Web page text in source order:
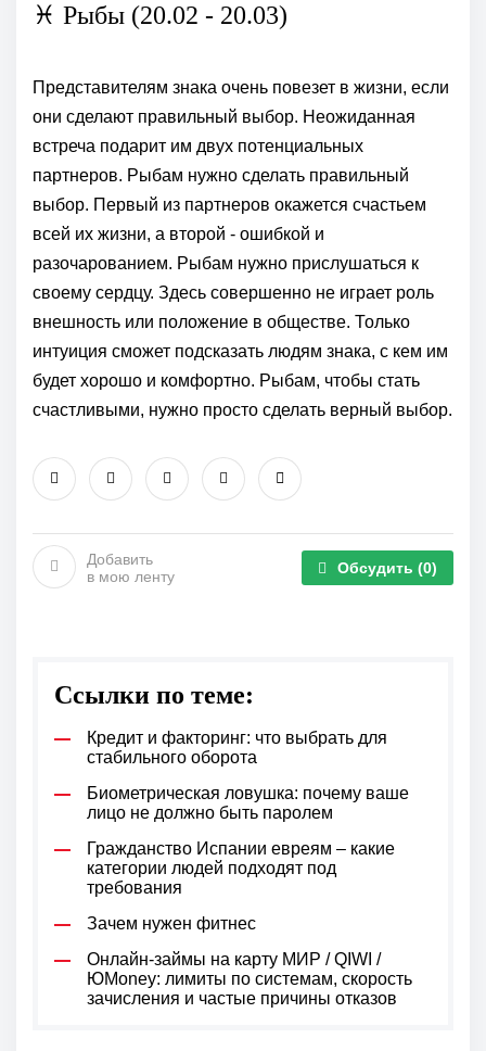
♓ Рыбы (20.02 - 20.03)
Представителям знака очень повезет в жизни, если
они сделают правильный выбор. Неожиданная
встреча подарит им двух потенциальных
партнеров. Рыбам нужно сделать правильный
выбор. Первый из партнеров окажется счастьем
всей их жизни, а второй - ошибкой и
разочарованием. Рыбам нужно прислушаться к
своему сердцу. Здесь совершенно не играет роль
внешность или положение в обществе. Только
интуиция сможет подсказать людям знака, с кем им
будет хорошо и комфортно. Рыбам, чтобы стать
счастливыми, нужно просто сделать верный выбор.
Добавить
в мою ленту
Обсудить (0)
Ссылки по теме:
Кредит и факторинг: что выбрать для
стабильного оборота
Биометрическая ловушка: почему ваше
лицо не должно быть паролем
Гражданство Испании евреям – какие
категории людей подходят под
требования
Зачем нужен фитнес
Онлайн-займы на карту МИР / QIWI /
ЮMoney: лимиты по системам, скорость
зачисления и частые причины отказов